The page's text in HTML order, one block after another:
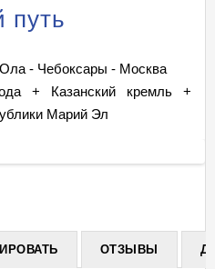
путь
- Чебоксары - Москва
+ Казанский кремль +
Марий Эл
ОТЗЫВЫ